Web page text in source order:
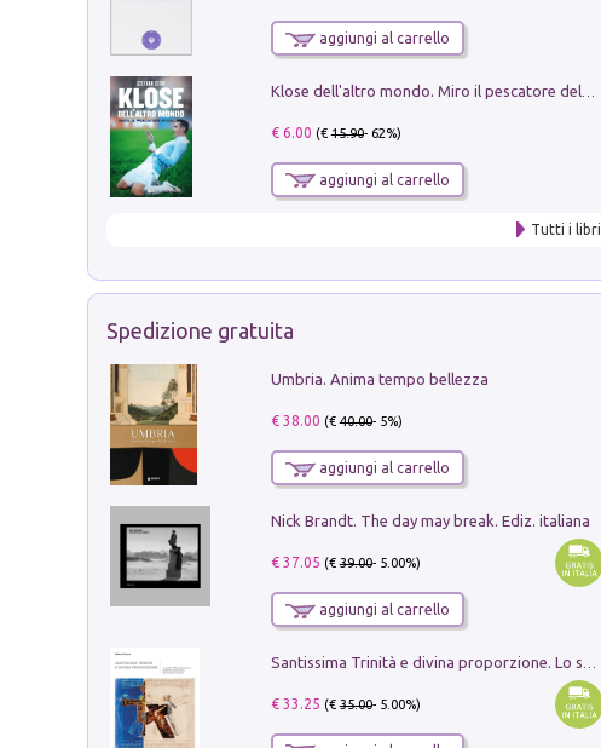
aggiungi al carrello
Klose dell'altro mondo. Miro il pescatore del goal
€ 6.00 (€15.90- 62%)
aggiungi al carrello
Tutti i libri
Spedizione gratuita
Umbria. Anima tempo bellezza
€ 38.00 (€40.00- 5%)
aggiungi al carrello
Nick Brandt. The day may break. Ediz. italiana
€ 37.05 (€39.00- 5.00%)
aggiungi al carrello
€ 33.25 (€35.00- 5.00%)